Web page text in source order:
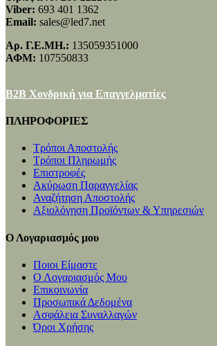
Viber: 693 401 1362
Email: sales@led7.net
Αρ. Γ.Ε.ΜΗ.: 135059351000
ΑΦΜ: 107550833
B2B Χονδρική για Επαγγελματίες
ΠΛΗΡΟΦΟΡΙΕΣ
Τρόποι Αποστολής
Τρόποι Πληρωμής
Επιστροφές
Ακύρωση Παραγγελίας
Αναζήτηση Αποστολής
Αξιολόγηση Προϊόντων & Υπηρεσιών
Ο Λογαριασμός μου
Ποιοι Είμαστε
Ο Λογαριασμός Μου
Επικοινωνία
Προσωπικά Δεδομένα
Ασφάλεια Συναλλαγών
Όροι Χρήσης